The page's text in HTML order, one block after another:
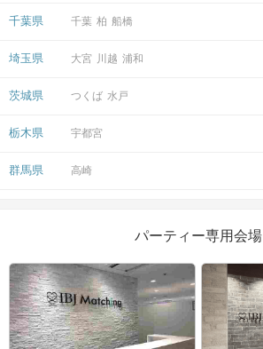
千葉県 千葉 柏 船橋
埼玉県 大宮 川越 浦和
茨城県 つくば 水戸
栃木県 宇都宮
群馬県 高崎
パーティー専用会場